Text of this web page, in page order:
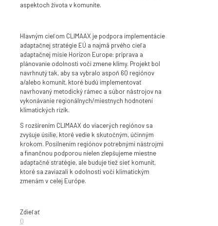
aspektoch života v komunite.
Hlavným cieľom CLIMAAX je podpora implementácie
adaptačnej stratégie EÚ a najmä prvého cieľa
adaptačnej misie Horizon Europe: príprava a
plánovanie odolnosti voči zmene klímy. Projekt bol
navrhnutý tak, aby sa vybralo aspoň 60 regiónov
a/alebo komunít, ktoré budú implementovať
navrhovaný metodický rámec a súbor nástrojov na
vykonávanie regionálnych/miestnych hodnotení
klimatických rizík.
S rozšírením CLIMAAX do viacerých regiónov sa
zvyšuje úsilie, ktoré vedie k skutočným, účinným
krokom. Posilnením regiónov potrebnými nástrojmi
a finančnou podporou nielen zlepšujeme miestne
adaptačné stratégie, ale buduje tiež sieť komunít,
ktoré sa zaviazali k odolnosti voči klimatickým
zmenám v celej Európe.
Zdieľať
0